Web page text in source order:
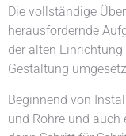
Die vollständige
herausfordernde
der alten
Gestaltung
Beginnend von
und Rohre und auch